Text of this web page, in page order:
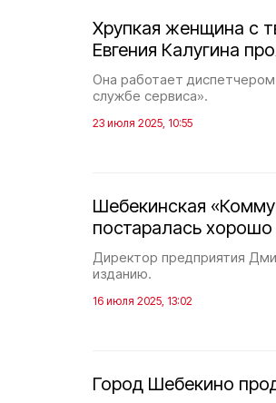
Хрупкая женщина с
Евгения Калугина
Она работает
службе сервиса».
23 июля 2025, 10:55
Шебекинская
постаралась хорошо
Директор предприятия
изданию.
16 июля 2025, 13:02
Город Шебекино